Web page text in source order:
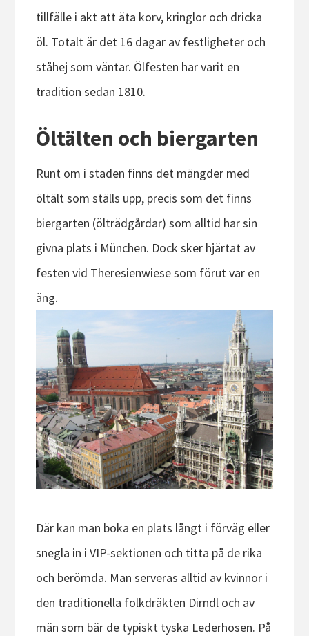
tillfälle i akt att äta korv, kringlor och dricka
öl. Totalt är det 16 dagar av festligheter och
ståhej som väntar. Ölfesten har varit en
tradition sedan 1810.
Öltälten och biergarten
Runt om i staden finns det mängder med
öltält som ställs upp, precis som det finns
biergarten (ölträdgårdar) som alltid har sin
givna plats i München. Dock sker hjärtat av
festen vid Theresienwiese som förut var en
äng.
Där kan man boka en plats långt i förväg eller
snegla in i VIP-sektionen och titta på de rika
och berömda. Man serveras alltid av kvinnor i
den traditionella folkdräkten Dirndl och av
män som bär de typiskt tyska Lederhosen. På